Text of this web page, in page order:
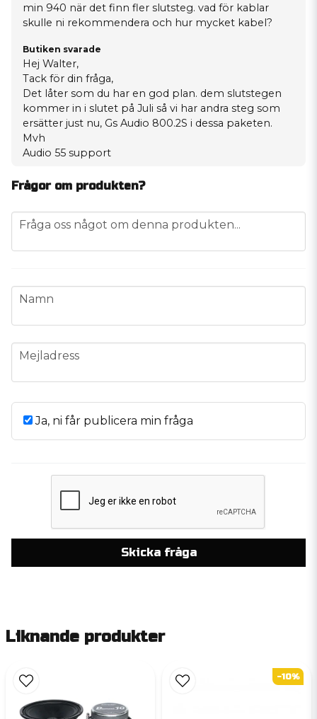
min 940 när det finn fler slutsteg. vad för kablar
skulle ni rekommendera och hur mycket kabel?
Butiken svarade
Hej Walter,
Tack för din fråga,
Det låter som du har en god plan. dem slutstegen
kommer in i slutet på Juli så vi har andra steg som
ersätter just nu, Gs Audio 800.2S i dessa paketen.
Mvh
Audio 55 support
Frågor om produkten?
question
Fråga oss något om denna produkten...
name
Namn
email
Mejladress
Ja, ni får publicera min fråga
Skicka fråga
Liknande produkter
-10%